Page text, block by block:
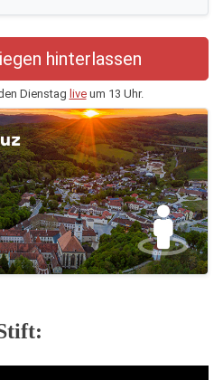
hinterlassen
Dienstag liveum 13 Uhr.